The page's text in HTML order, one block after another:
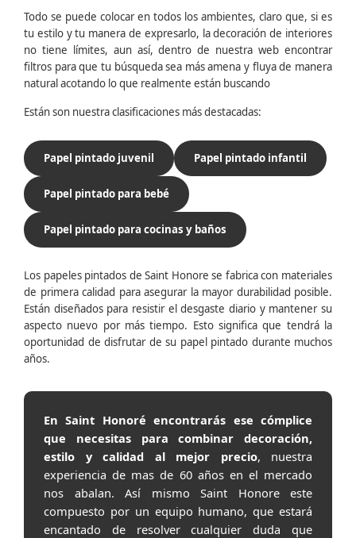
Todo se puede colocar en todos los ambientes, claro que, si es
tu estilo y tu manera de expresarlo, la decoración de interiores
no tiene límites, aun así, dentro de nuestra web encontrar
filtros para que tu búsqueda sea más amena y fluya de manera
natural acotando lo que realmente están buscando
Están son nuestra clasificaciones más destacadas:
Papel pintado juvenil Papel pintado infantil
Papel pintado para bebé
Papel pintado para cocinas y baños
Los papeles pintados de Saint Honore se fabrica con materiales
de primera calidad para asegurar la mayor durabilidad posible.
Están diseñados para resistir el desgaste diario y mantener su
aspecto nuevo por más tiempo. Esto significa que tendrá la
oportunidad de disfrutar de su papel pintado durante muchos
años.
En Saint Honoré encontrarás ese cómplice
que necesitas para combinar decoración,
estilo y calidad al mejor precio, nuestra
experiencia de mas de 60 años en el mercado
nos abalan. Así mismo Saint Honore este
compuesto por un equipo humano, que estará
encantado de resolver cualquier duda que